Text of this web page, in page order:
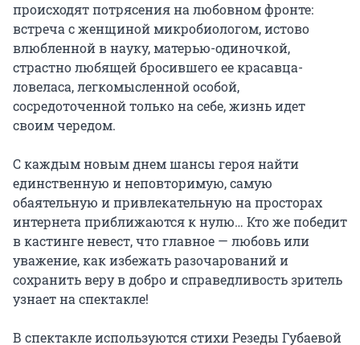
происходят потрясения на любовном фронте:
встреча с женщиной микробиологом, истово
влюбленной в науку, матерью-одиночкой,
страстно любящей бросившего ее красавца-
ловеласа, легкомысленной особой,
сосредоточенной только на себе, жизнь идет
своим чередом.
С каждым новым днем шансы героя найти
единственную и неповторимую, самую
обаятельную и привлекательную на просторах
интернета приближаются к нулю… Кто же победит
в кастинге невест, что главное — любовь или
уважение, как избежать разочарований и
сохранить веру в добро и справедливость зритель
узнает на спектакле!
В спектакле используются стихи Резеды Губаевой